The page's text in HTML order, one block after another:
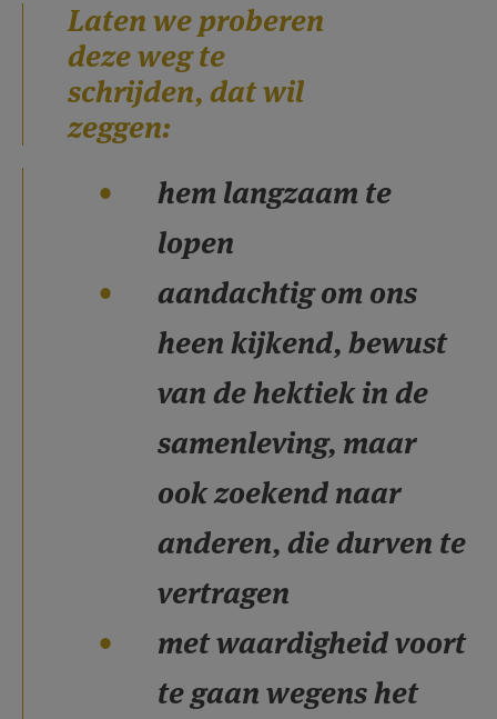
Laten we proberen
deze weg te
schrijden, dat wil
zeggen:
hem langzaam te
lopen
aandachtig om ons
heen kijkend, bewust
van de hektiek in de
samenleving, maar
ook zoekend naar
anderen, die durven te
vertragen
met waardigheid voort
te gaan wegens het